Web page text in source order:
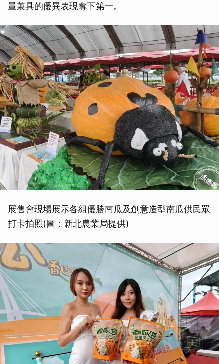
量兼具的優異表現奪下第一。
展售會現場展示各組優勝南瓜及創意造型南瓜供民眾
打卡拍照(圖：新北農業局提供)